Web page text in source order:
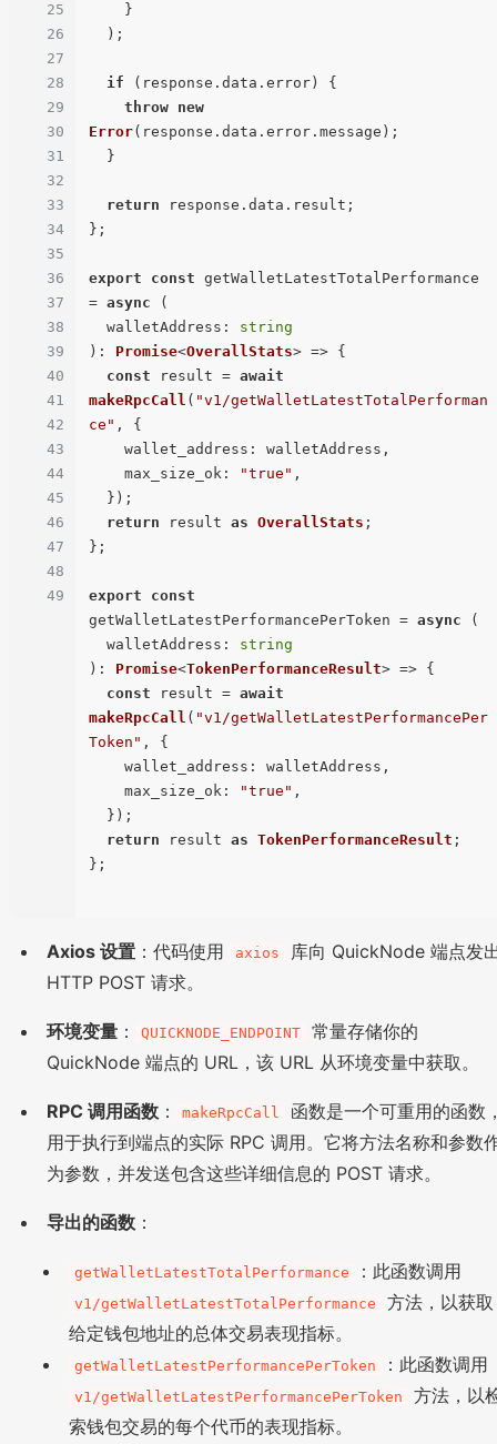
25
26
27
28
29
30
31
32
33
34
35
36
37
38
39
40
41
42
43
44
45
46
47
48
49
if (response. data . error ) {
throw new
Error(response. data . error . message );
return response. data . result ;
};
export const getWalletLatestTotalPerformance
= async (
walletAddress : string
): Promise<OverallStats> => {
const result = await
makeRpcCall ( "v1/getWalletLatestTotalPerforman
ce" , {
wallet_address : walletAddress,
max_size_ok : "true" ,
return result as OverallStats ;
};
export
const
getWalletLatestPerformancePerToken = async (
walletAddress : string
): Promise<TokenPerformanceResult> => {
const result = await
makeRpcCall ( "v1/getWalletLatestPerformancePer
Token" , {
wallet_address : walletAddress,
max_size_ok : "true" ,
return result as TokenPerformanceResult ;
};
Axios 设置 ：代码使用 axios
库向 QuickNode 端点发
HTTP POST 请求。
环境变量 ： QUICKNODE_ENDPOINT
常量存储你的
QuickNode 端点的 URL，该 URL 从环境变量中获取。
RPC 调用函数 ： makeRpcCall
函数是一个可重用的函数
用于执行到端点的实际 RPC 调用。它将方法名称和参数
为参数，并发送包含这些详细信息的 POST 请求。
导出的函数 ：
getWalletLatestTotalPerformance ：此函数调用
v1/getWalletLatestTotalPerformance
方法，以获取
给定钱包地址的总体交易表现指标。
getWalletLatestPerformancePerToken ：此函数调用
v1/getWalletLatestPerformancePerToken
方法，以
索钱包交易的每个代币的表现指标。